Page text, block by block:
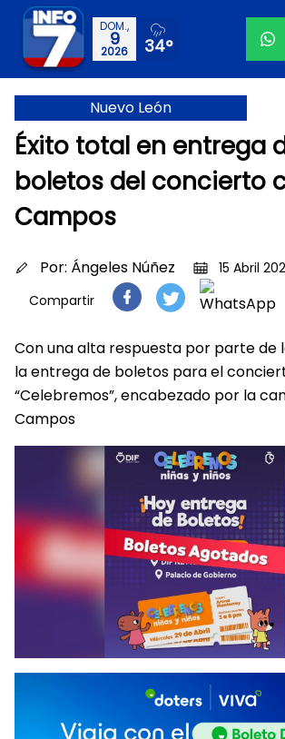
DOM.,
9
2026 34°
Nuevo León
Éxito total en entrega
boletos del concierto
Campos
Por: Ángeles Núñez
15 Abril
Compartir
Con una alta respuesta por parte de
la entrega de boletos para el
“Celebremos”, encabezado por la
Campos